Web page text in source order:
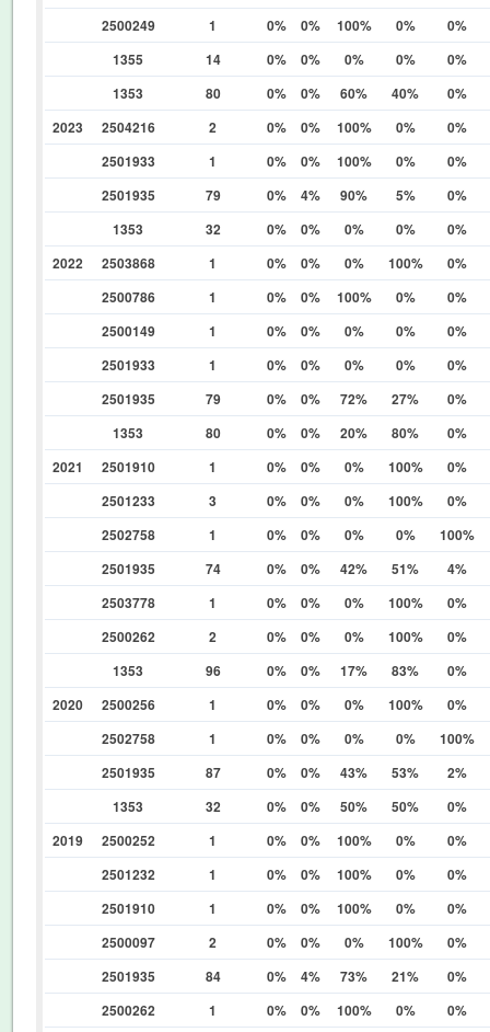
2500249
1 0% 0% 100% 0%
0%
1355
14 0% 0% 0% 0%
0%
1353
80 0% 0% 60% 40%
0%
2023
2504216 2 0% 0% 100% 0%
0%
2501933
1 0% 0% 100% 0%
0%
2501935
79 0% 4% 90% 5%
0%
1353
32 0% 0% 0% 0%
0%
2022
2503868 1 0% 0% 0% 100%
0%
2500786
1 0% 0% 100% 0%
0%
2500149
1 0% 0% 0% 0%
0%
2501933
1 0% 0% 0% 0%
0%
2501935
79 0% 0% 72% 27%
0%
1353
80 0% 0% 20% 80%
0%
2021
2501910 1 0% 0% 0% 100%
0%
2501233
3 0% 0% 0% 100%
0%
2502758
1 0% 0% 0% 0%
100%
2501935
74 0% 0% 42% 51%
4%
2503778
1 0% 0% 0% 100%
0%
2500262
2 0% 0% 0% 100%
0%
1353
96 0% 0% 17% 83%
0%
2020
2500256 1 0% 0% 0% 100%
0%
2502758
1 0% 0% 0% 0%
100%
2501935
87 0% 0% 43% 53%
2%
1353
32 0% 0% 50% 50%
0%
2019
2500252 1 0% 0% 100% 0%
0%
2501232
1 0% 0% 100% 0%
0%
2501910
1 0% 0% 100% 0%
0%
2500097
2 0% 0% 0% 100%
0%
2501935
84 0% 4% 73% 21%
0%
2500262
1 0% 0% 100% 0%
0%